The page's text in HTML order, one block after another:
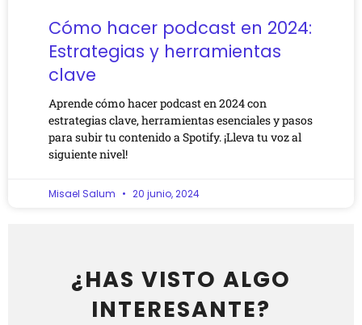
Cómo hacer podcast en 2024:
Estrategias y herramientas
clave
Aprende cómo hacer podcast en 2024 con
estrategias clave, herramientas esenciales y pasos
para subir tu contenido a Spotify. ¡Lleva tu voz al
siguiente nivel!
Misael Salum 20 junio, 2024
¿HAS VISTO ALGO
INTERESANTE?